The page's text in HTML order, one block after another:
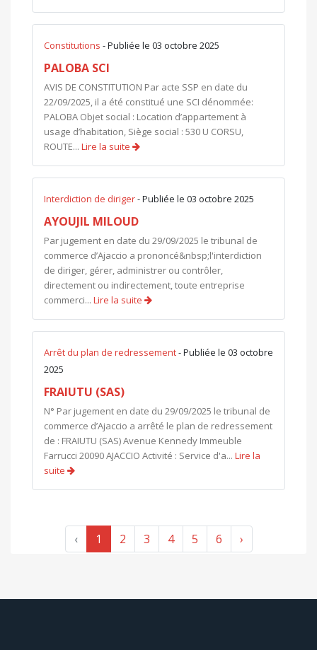
Constitutions - Publiée le 03 octobre 2025
PALOBA SCI
AVIS DE CONSTITUTION Par acte SSP en date du
22/09/2025, il a été constitué une SCI dénommée:
PALOBA Objet social : Location d’appartement à
usage d’habitation, Siège social : 530 U CORSU,
ROUTE... Lire la suite
Interdiction de diriger- Publiée le 03 octobre 2025
AYOUJIL MILOUD
Par jugement en date du 29/09/2025 le tribunal de
commerce d’Ajaccio a prononcé&nbsp;l'interdiction
de diriger, gérer, administrer ou contrôler,
directement ou indirectement, toute entreprise
commerci... Lire la suite
Arrêt du plan de redressement- Publiée le 03 octobre
2025
FRAIUTU (SAS)
N° Par jugement en date du 29/09/2025 le tribunal de
commerce d’Ajaccio a arrêté le plan de redressement
de : FRAIUTU (SAS) Avenue Kennedy Immeuble
Farrucci 20090 AJACCIO Activité : Service d'a... Lire la
suite
‹ 1 2 3 4 5 6 ›